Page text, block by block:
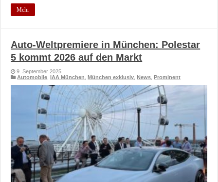
Mehr
Auto-Weltpremiere in München: Polestar
5 kommt 2026 auf den Markt
9. September 2025
Automobile ,IAA München ,München exklusiv ,News ,Prominent